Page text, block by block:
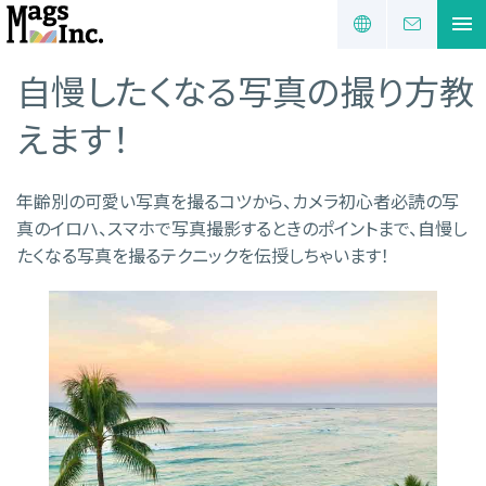
自慢したくなる写真の撮り方教
えます！
年齢別の可愛い写真を撮るコツから、カメラ初心者必読の写
真のイロハ、スマホで写真撮影するときのポイントまで、自慢し
たくなる写真を撮るテクニックを伝授しちゃいます！